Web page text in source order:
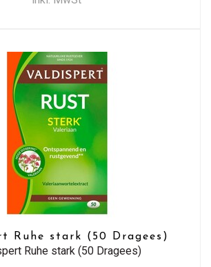
Ruhe stark (50 Dragees)
Ruhe stark (50 Dragees)